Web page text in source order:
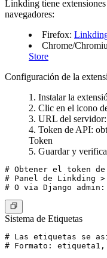
Linkding tiene
navegadores:
Firefox:
Chrome/
Store
Configuración de la
Instalar la
Clic en el icono
URL del servidor:
Token de API:
Token
Guardar y
# Obtener el token de
# Panel de Linkding
Sistema de Etiquetas
# Las etiquetas se
# Formato: